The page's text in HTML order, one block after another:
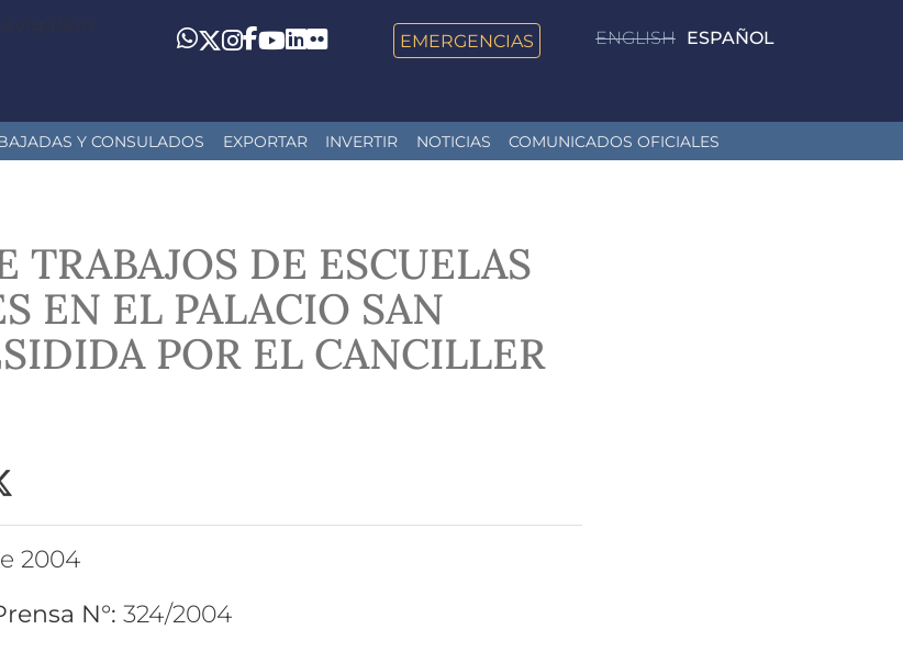
ENGLISH ESPAÑOL
Whatsapp
Twitter
Instagram
Facebook
YouTube
LinkedIn
Flickr EMERGENCIAS
Y CONSULADOS EXPORTAR INVERTIR NOTICIAS COMUNICADOS OFICIALES
TRABAJOS DE ESCUELAS
EN EL PALACIO SAN
POR EL CANCILLER
2004
N°: 324/2004